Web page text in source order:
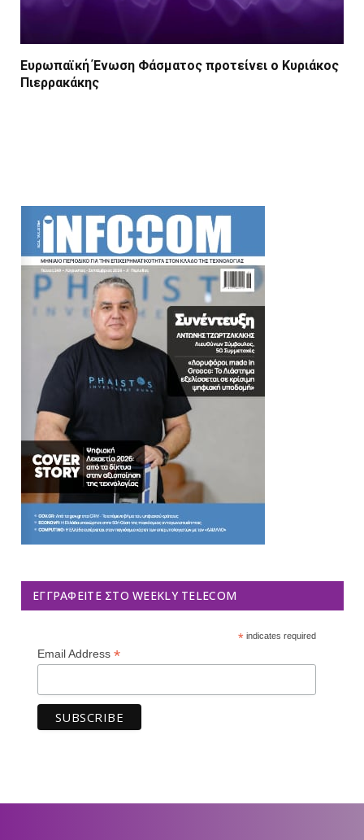
Ευρωπαϊκή Ένωση Φάσματος προτείνει ο Κυριάκος
Πιερρακάκης
ΕΓΓΡΑΦΕΊΤΕ ΣΤΟ WEEKLY TELECOM
*indicates required
Email Address *